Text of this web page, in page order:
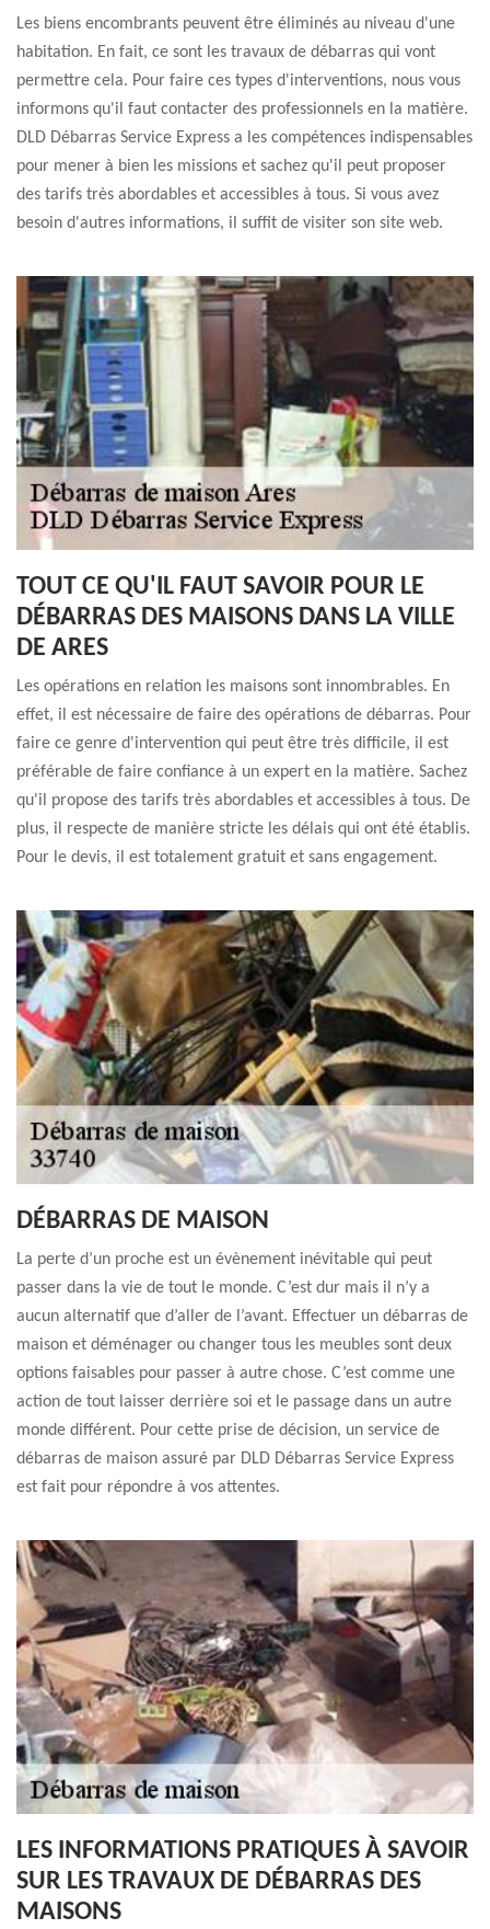
Les biens encombrants peuvent être éliminés au niveau d'une
habitation. En fait, ce sont les travaux de débarras qui vont
permettre cela. Pour faire ces types d'interventions, nous vous
informons qu'il faut contacter des professionnels en la matière.
DLD Débarras Service Express a les compétences indispensables
pour mener à bien les missions et sachez qu'il peut proposer
des tarifs très abordables et accessibles à tous. Si vous avez
besoin d'autres informations, il suffit de visiter son site web.
TOUT CE QU'IL FAUT SAVOIR POUR LE
DÉBARRAS DES MAISONS DANS LA VILLE
DE ARES
Les opérations en relation les maisons sont innombrables. En
effet, il est nécessaire de faire des opérations de débarras. Pour
faire ce genre d'intervention qui peut être très difficile, il est
préférable de faire confiance à un expert en la matière. Sachez
qu'il propose des tarifs très abordables et accessibles à tous. De
plus, il respecte de manière stricte les délais qui ont été établis.
Pour le devis, il est totalement gratuit et sans engagement.
DÉBARRAS DE MAISON
La perte d’un proche est un évènement inévitable qui peut
passer dans la vie de tout le monde. C’est dur mais il n’y a
aucun alternatif que d’aller de l’avant. Effectuer un débarras de
maison et déménager ou changer tous les meubles sont deux
options faisables pour passer à autre chose. C’est comme une
action de tout laisser derrière soi et le passage dans un autre
monde différent. Pour cette prise de décision, un service de
débarras de maison assuré par DLD Débarras Service Express
est fait pour répondre à vos attentes.
LES INFORMATIONS PRATIQUES À SAVOIR
SUR LES TRAVAUX DE DÉBARRAS DES
MAISONS